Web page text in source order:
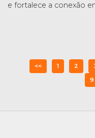
e fortalece a conexão
<< 1 2
9